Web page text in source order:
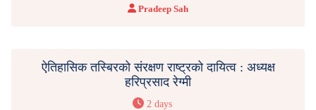
Pradeep Sah
ऐतिहासिक तस्बिरको संरक्षण राष्ट्रको दायित्व : अध्यक्ष
हरिप्रसाद रेग्मी
2 days